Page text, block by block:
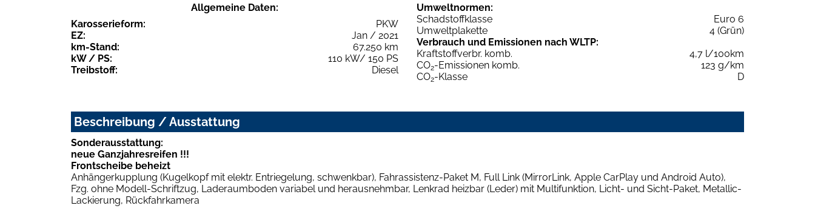
Allgemeine Daten:
Karosserieform:
PKW
EZ:
Jan / 2021
km-Stand:
67.250 km
kW / PS:
110 kW/ 150 PS
Treibstoff:
Diesel
Umweltnormen:
Schadstoffklasse
Euro 6
Umweltplakette
4 (Grün)
Verbrauch und Emissionen nach WLTP:
Kraftstoffverbr. komb.
4,7 l/100km
CO2-Emissionen komb.
123 g/km
CO2-Klasse D
Beschreibung / Ausstattung
Sonderausstattung:
neue Ganzjahresreifen !!!
Frontscheibe beheizt
Anhängerkupplung (Kugelkopf mit elektr. Entriegelung, schwenkbar), Fahrassistenz-Paket M, Full Link (MirrorLink, Apple CarPlay und Android Auto),
Fzg. ohne Modell-Schriftzug, Laderaumboden variabel und herausnehmbar, Lenkrad heizbar (Leder) mit Multifunktion, Licht- und Sicht-Paket, Metallic-
Lackierung, Rückfahrkamera